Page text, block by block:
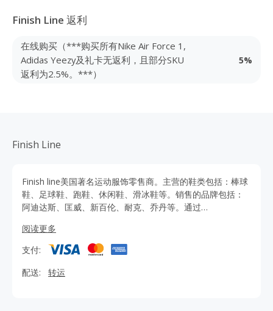
Finish Line 返利
在线购买（***购买所有Nike Air Force 1,
Adidas Yeezy及礼卡无返利，且部分SKU
返利为2.5%。***）
5%
Finish Line
Finish line美国著名运动服饰零售商。主营的鞋类包括：棒球
鞋、足球鞋、跑鞋、休闲鞋、滑冰鞋等。销售的品牌包括：
阿迪达斯、匡威、新百伦、耐克、乔丹等。通过
费获取优惠折扣信息与优惠码，兼享返利，海淘更省钱！
阅读更多
支付:
配送:
转运